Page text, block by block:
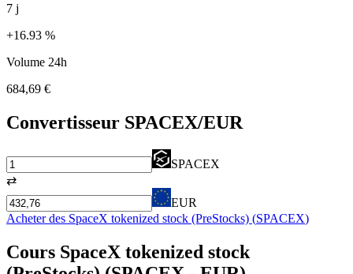
7 j
+16.93 %
Volume 24h
684,69 €
Convertisseur SPACEX/EUR
SPACEX
⇄
EUR
Acheter des SpaceX tokenized stock (PreStocks) (SPACEX)
Cours SpaceX tokenized stock